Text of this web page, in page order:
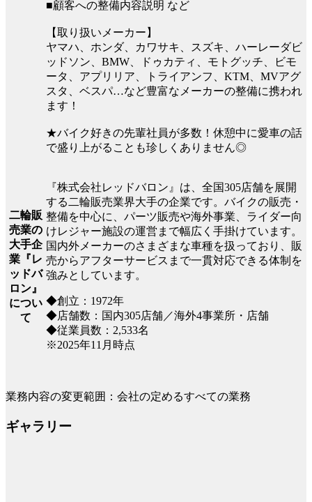
■顧客への整備内容説明 など
【取り扱いメーカー】
ヤマハ、ホンダ、カワサキ、スズキ、ハーレーダビ
ッドソン、BMW、ドゥカティ、モトグッチ、ビモ
ータ、アプリリア、トライアンフ、KTM、MVアグ
スタ、ベスパ…など豊富なメーカーの整備に携われ
ます！
★バイク好きの先輩社員が多数！休憩中に愛車の話
で盛り上がることも珍しくありません◎
二輪販
売業の
大手企
業『レ
ッドバ
ロン』
につい
て
『株式会社レッドバロン』は、全国305店舗を展開
する二輪販売業界大手の企業です。バイクの販売・
整備を中心に、パーツ販売や海外事業、ライダー向
けレジャー施設の運営まで幅広く手掛けています。
国内外メーカーのさまざまな車種を扱っており、販
売からアフターサービスまで一貫対応できる体制を
強みとしています。
◆創立：1972年
◆店舗数：国内305店舗／海外4事業所・店舗
◆従業員数：2,533名
※2025年11月時点
業務内容の変更範囲：会社の定めるすべての業務
ギャラリー